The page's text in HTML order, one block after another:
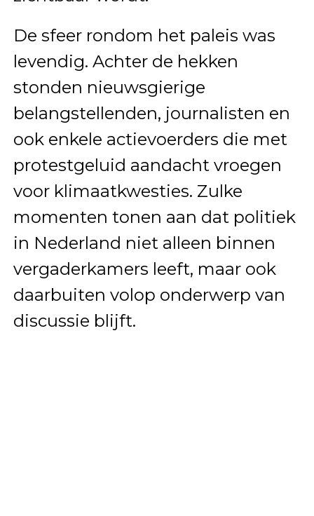
De sfeer rondom het paleis was
levendig. Achter de hekken
stonden nieuwsgierige
belangstellenden, journalisten en
ook enkele actievoerders die met
protestgeluid aandacht vroegen
voor klimaatkwesties. Zulke
momenten tonen aan dat politiek
in Nederland niet alleen binnen
vergaderkamers leeft, maar ook
daarbuiten volop onderwerp van
discussie blijft.